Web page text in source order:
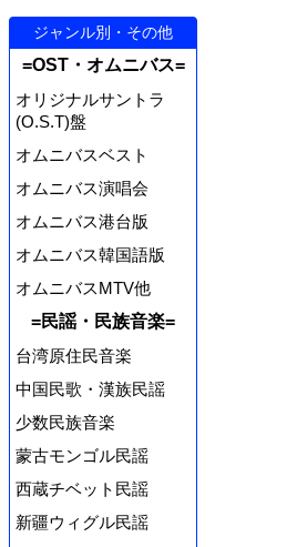
ジャンル別・その他
=OST・オムニバス=
オリジナルサントラ
(O.S.T)盤
オムニバスベスト
オムニバス演唱会
オムニバス港台版
オムニバス韓国語版
オムニバスMTV他
=民謡・民族音楽=
台湾原住民音楽
中国民歌・漢族民謡
少数民族音楽
蒙古モンゴル民謡
西蔵チベット民謡
新疆ウィグル民謡